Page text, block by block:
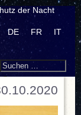
der Nacht
DE FR IT
Search
Suchen